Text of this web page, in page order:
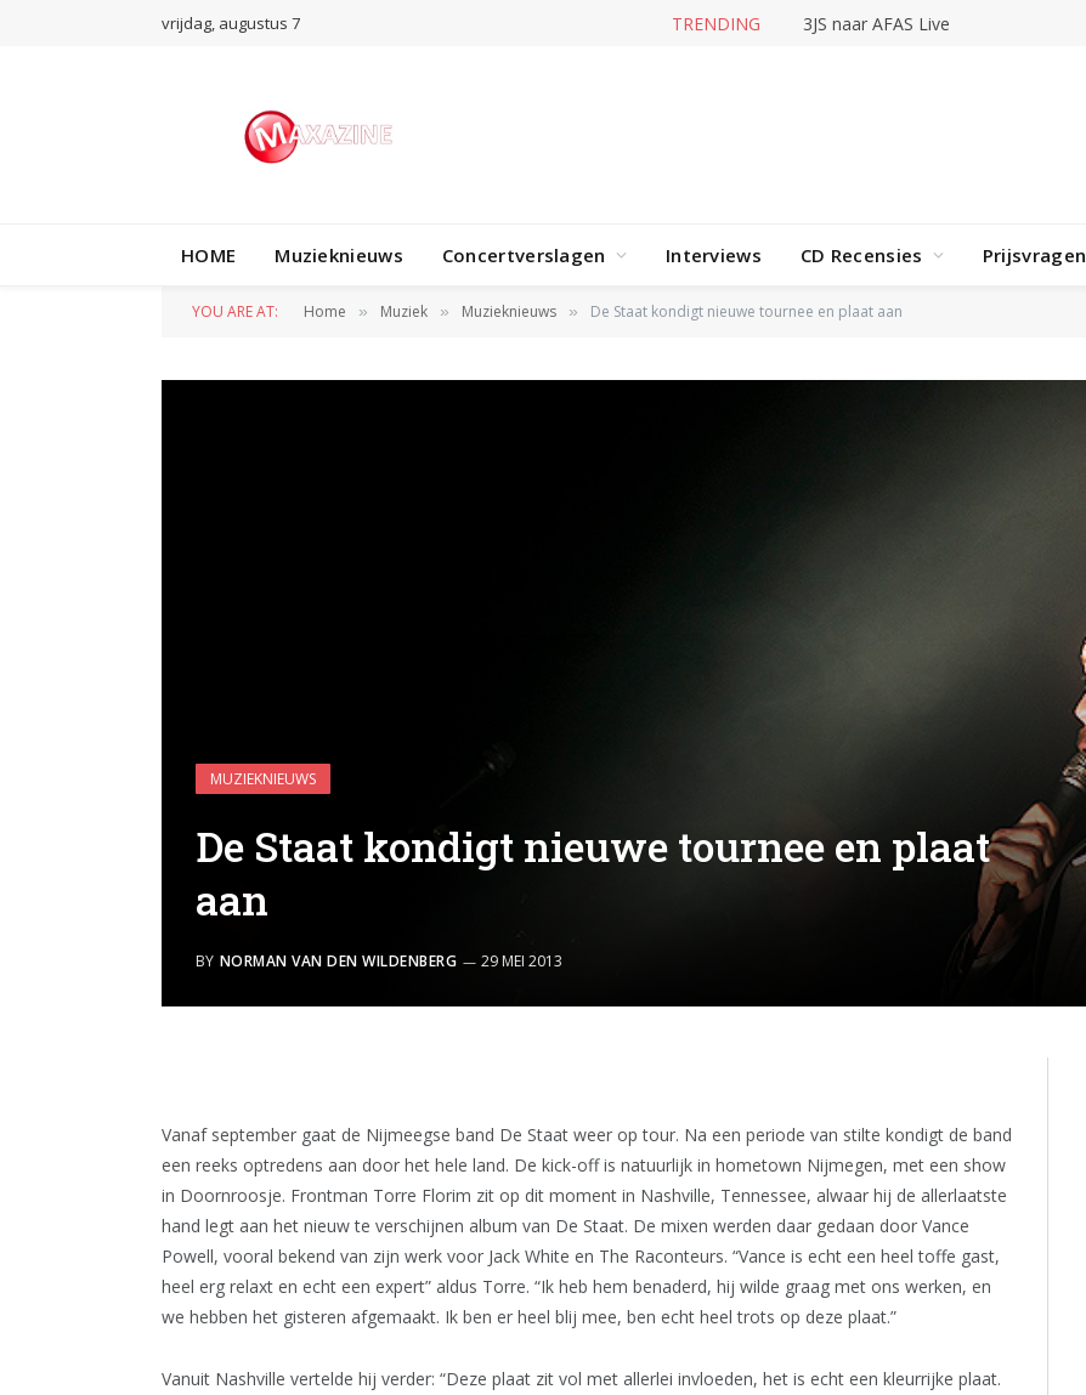
vrijdag, augustus 7 TRENDING 3JS naar AFAS Live
HOME Muzieknieuws Concertverslagen Interviews CD Recensies Prijsvragen
YOU ARE AT: Home » Muziek » Muzieknieuws » De Staat kondigt nieuwe tournee en plaat aan
MUZIEKNIEUWS
De Staat kondigt nieuwe tournee en plaat
aan
BY NORMAN VAN DEN WILDENBERG 29 MEI 2013
Vanaf september gaat de Nijmeegse band De Staat weer op tour. Na een periode van stilte kondigt de band
een reeks optredens aan door het hele land. De kick-off is natuurlijk in hometown Nijmegen, met een show
in Doornroosje. Frontman Torre Florim zit op dit moment in Nashville, Tennessee, alwaar hij de allerlaatste
hand legt aan het nieuw te verschijnen album van De Staat. De mixen werden daar gedaan door Vance
Powell, vooral bekend van zijn werk voor Jack White en The Raconteurs. “Vance is echt een heel toffe gast,
heel erg relaxt en echt een expert” aldus Torre. “Ik heb hem benaderd, hij wilde graag met ons werken, en
we hebben het gisteren afgemaakt. Ik ben er heel blij mee, ben echt heel trots op deze plaat.”
Vanuit Nashville vertelde hij verder: “Deze plaat zit vol met allerlei invloeden, het is echt een kleurrijke plaat.